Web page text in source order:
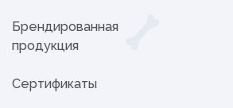
Брендированная
продукция
Сертификаты